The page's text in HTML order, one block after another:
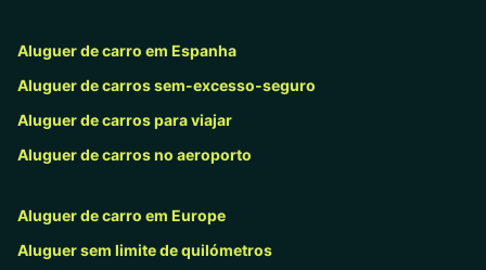
Aluguer de carro em Espanha
Aluguer de carros sem-excesso-seguro
Aluguer de carros para viajar
Aluguer de carros no aeroporto
Aluguer de carro em Europe
Aluguer sem limite de quilómetros